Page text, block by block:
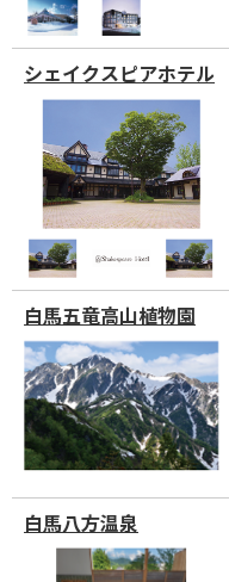
シェイクスピアホテル
白馬五竜高山植物園
白馬八方温泉